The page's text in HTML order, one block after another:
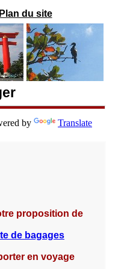
du site
by Translate
proposition de
de bagages
en voyage